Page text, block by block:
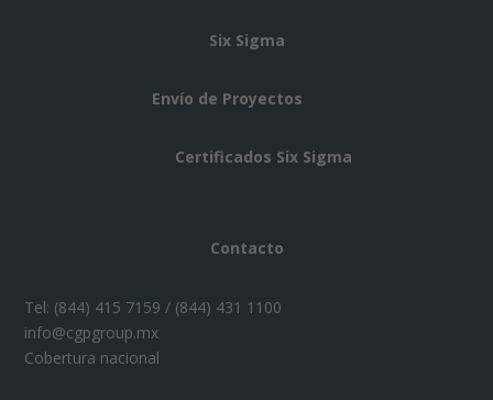
Six Sigma
Envío de Proyectos
Certificados Six Sigma
Contacto
Tel: (844) 415 7159 / (844) 431 1100
info@cgpgroup.mx
Cobertura nacional